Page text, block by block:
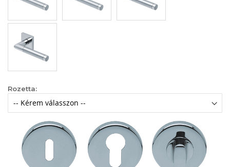
Rozetta: